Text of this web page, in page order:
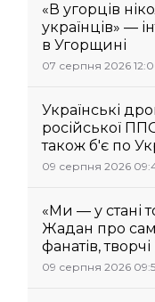
«В угорців
українців» —
в Угорщині
07 серпня 2026
Українські
російської
також б'є по
09 серпня 2026
«Ми — у стані
Жадан про
фанатів,
09 серпня 2026